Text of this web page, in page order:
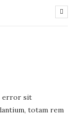
error sit
totam rem